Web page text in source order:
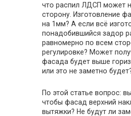
что распил ЛДСП может
сторону. Изготовление
на 1мм? А если всё
понадобившийся задор
равномерно по всем
регулировке? Может
фасада будет выше
или это не заметно
По этой статье вопрос:
чтобы фасад верхний
вытяжки? Не будут ли